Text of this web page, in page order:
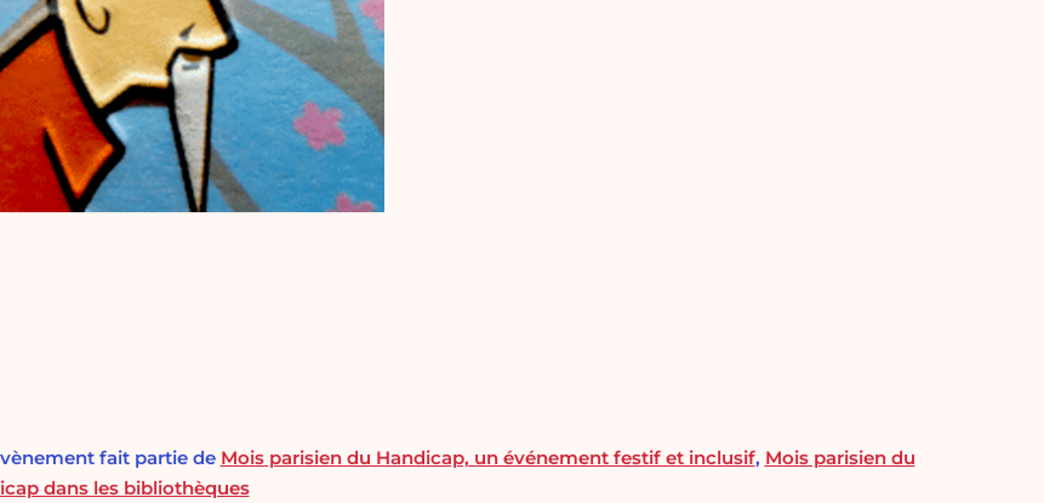
fait partie de Mois parisien du Handicap, un événement festif et inclusif, Mois parisien du
dans les bibliothèques